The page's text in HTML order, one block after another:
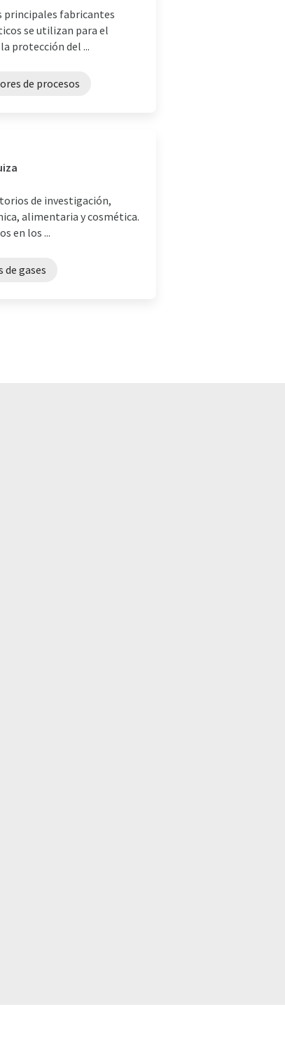
principales fabricantes
se utilizan para el
protección del ...
de procesos
de investigación,
alimentaria y cosmética.
en los ...
de gases